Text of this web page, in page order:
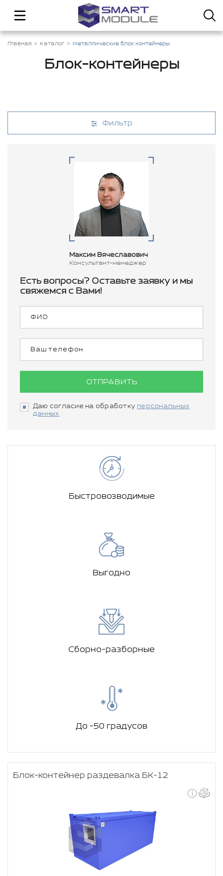
Главная Каталог Металлические блок контейнеры
Блок-контейнеры
Фильтр
Максим Вячеславович
Консультант-менеджер
Есть вопросы? Оставьте заявку и мы
свяжемся с Вами!
ОТПРАВИТЬ
Даю согласие на обработку персональных
данных
Быстровозводимые
Выгодно
Сборно-разборные
До -50 градусов
Блок-контейнер раздевалка БК-12